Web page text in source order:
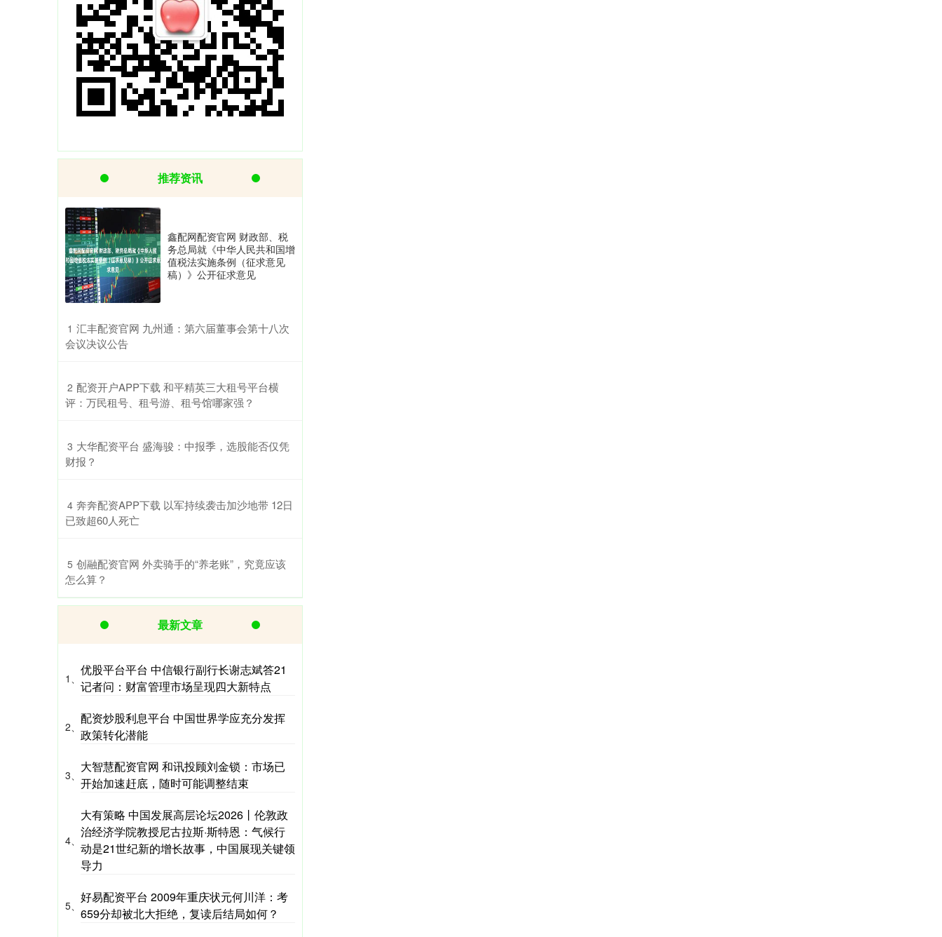
推荐资讯
鑫配网配资官网 财政部、税
务总局就《中华人民共和国增
值税法实施条例（征求意见
稿）》公开征求意见
1 ​汇丰配资官网 九州通：第六届董事会第十八次
会议决议公告
2 ​配资开户APP下载 和平精英三大租号平台横
评：万民租号、租号游、租号馆哪家强？
3 ​大华配资平台 盛海骏：中报季，选股能否仅凭
财报？
4 ​奔奔配资APP下载 以军持续袭击加沙地带 12日
已致超60人死亡
5 ​创融配资官网 外卖骑手的“养老账”，究竟应该
怎么算？
最新文章
1、
优股平台平台 中信银行副行长谢志斌答21
记者问：财富管理市场呈现四大新特点
2、
配资炒股利息平台 中国世界学应充分发挥
政策转化潜能
3、
大智慧配资官网 和讯投顾刘金锁：市场已
开始加速赶底，随时可能调整结束
4、
大有策略 中国发展高层论坛2026丨伦敦政
治经济学院教授尼古拉斯·斯特恩：气候行
动是21世纪新的增长故事，中国展现关键领
导力
5、
好易配资平台 2009年重庆状元何川洋：考
659分却被北大拒绝，复读后结局如何？